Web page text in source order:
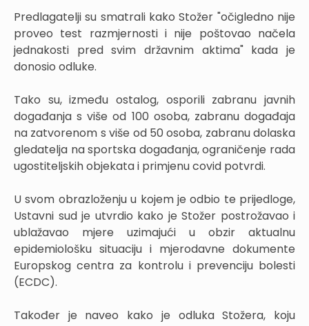
Predlagatelji su smatrali kako Stožer "očigledno nije
proveo test razmjernosti i nije poštovao načela
jednakosti pred svim državnim aktima" kada je
donosio odluke.
Tako su, između ostalog, osporili zabranu javnih
događanja s više od 100 osoba, zabranu događaja
na zatvorenom s više od 50 osoba, zabranu dolaska
gledatelja na sportska događanja, ograničenje rada
ugostiteljskih objekata i primjenu covid potvrdi.
U svom obrazloženju u kojem je odbio te prijedloge,
Ustavni sud je utvrdio kako je Stožer postrožavao i
ublažavao mjere uzimajući u obzir aktualnu
epidemiološku situaciju i mjerodavne dokumente
Europskog centra za kontrolu i prevenciju bolesti
(ECDC).
Također je naveo kako je odluka Stožera, koju